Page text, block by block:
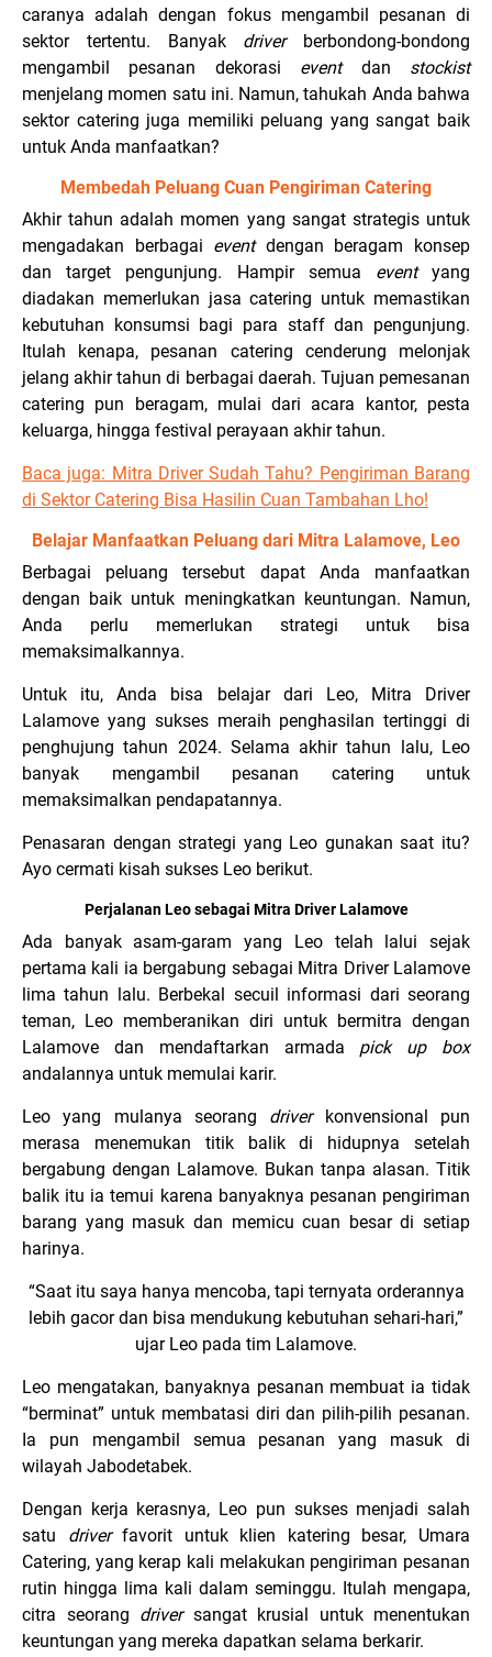
caranya adalah dengan fokus mengambil pesanan di
sektor tertentu. Banyak driver berbondong-bondong
mengambil pesanan dekorasi eventdan stockist
menjelang momen satu ini. Namun, tahukah Anda bahwa
sektor catering juga memiliki peluang yang sangat baik
untuk Anda manfaatkan?
Membedah Peluang Cuan Pengiriman Catering
Akhir tahun adalah momen yang sangat strategis untuk
mengadakan berbagai eventdengan beragam konsep
dan target pengunjung. Hampir semua eventyang
diadakan memerlukan jasa catering untuk memastikan
kebutuhan konsumsi bagi para staff dan pengunjung.
Itulah kenapa, pesanan catering cenderung melonjak
jelang akhir tahun di berbagai daerah. Tujuan pemesanan
catering pun beragam, mulai dari acara kantor, pesta
keluarga, hingga festival perayaan akhir tahun.
Baca juga: Mitra Driver Sudah Tahu? Pengiriman Barang
di Sektor Catering Bisa Hasilin Cuan Tambahan Lho!
Belajar Manfaatkan Peluang dari Mitra Lalamove, Leo
Berbagai peluang tersebut dapat Anda manfaatkan
dengan baik untuk meningkatkan keuntungan. Namun,
Anda perlu memerlukan strategi untuk bisa
memaksimalkannya.
Untuk itu, Anda bisa belajar dari Leo, Mitra Driver
Lalamove yang sukses meraih penghasilan tertinggi di
penghujung tahun 2024. Selama akhir tahun lalu, Leo
banyak mengambil pesanan catering untuk
memaksimalkan pendapatannya.
Penasaran dengan strategi yang Leo gunakan saat itu?
Ayo cermati kisah sukses Leo berikut.
Perjalanan Leo sebagai Mitra Driver Lalamove
Ada banyak asam-garam yang Leo telah lalui sejak
pertama kali ia bergabung sebagai Mitra Driver Lalamove
lima tahun lalu. Berbekal secuil informasi dari seorang
teman, Leo memberanikan diri untuk bermitra dengan
Lalamove dan mendaftarkan armada pick up box
andalannya untuk memulai karir.
Leo yang mulanya seorang driver konvensional pun
merasa menemukan titik balik di hidupnya setelah
bergabung dengan Lalamove. Bukan tanpa alasan. Titik
balik itu ia temui karena banyaknya pesanan pengiriman
barang yang masuk dan memicu cuan besar di setiap
harinya.
“Saat itu saya hanya mencoba, tapi ternyata orderannya
lebih gacor dan bisa mendukung kebutuhan sehari-hari,”
ujar Leo pada tim Lalamove.
Leo mengatakan, banyaknya pesanan membuat ia tidak
“berminat” untuk membatasi diri dan pilih-pilih pesanan.
Ia pun mengambil semua pesanan yang masuk di
wilayah Jabodetabek.
Dengan kerja kerasnya, Leo pun sukses menjadi salah
satu driverfavorit untuk klien katering besar, Umara
Catering, yang kerap kali melakukan pengiriman pesanan
rutin hingga lima kali dalam seminggu. Itulah mengapa,
citra seorang driver sangat krusial untuk menentukan
keuntungan yang mereka dapatkan selama berkarir.